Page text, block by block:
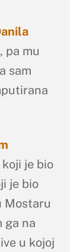
pa mu
sam
je bio
je bio
Mostaru
ga na
u kojoj